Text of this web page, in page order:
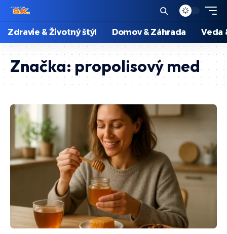
Zdravie & Životný štýl Domov & Záhrada Veda
Značka:propolisový med